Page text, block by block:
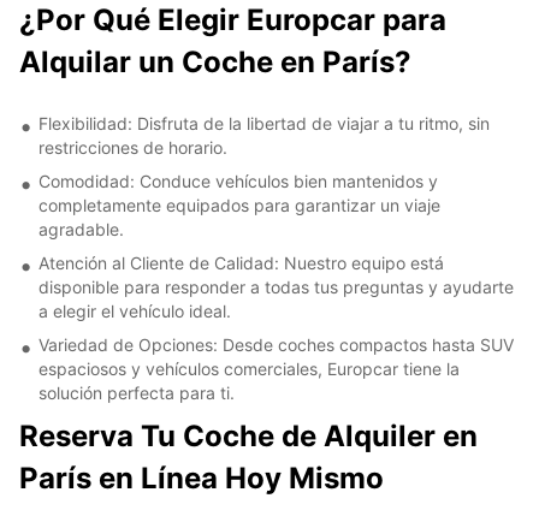
¿Por Qué Elegir Europcar para
Alquilar un Coche en París?
Flexibilidad: Disfruta de la libertad de viajar a tu ritmo, sin
restricciones de horario.
Comodidad: Conduce vehículos bien mantenidos y
completamente equipados para garantizar un viaje
agradable.
Atención al Cliente de Calidad: Nuestro equipo está
disponible para responder a todas tus preguntas y ayudarte
a elegir el vehículo ideal.
Variedad de Opciones: Desde coches compactos hasta SUV
espaciosos y vehículos comerciales, Europcar tiene la
solución perfecta para ti.
Reserva Tu Coche de Alquiler en
París en Línea Hoy Mismo